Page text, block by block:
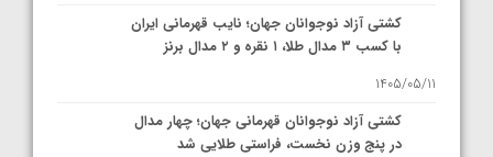
کشتی آزاد نوجوانان جهان؛ نایب قهرمانی ایران
با کسب ۳ مدال طلا، ۱ نقره و ۲ مدال برنز
1405/05/11
کشتی آزاد نوجوانان قهرمانی جهان؛ چهار مدال
در پنج وزن نخست، فراستی طلایی شد